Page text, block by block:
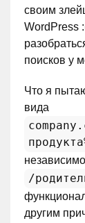
своим
WordPress
поисков у
Что я
вида
/
другим